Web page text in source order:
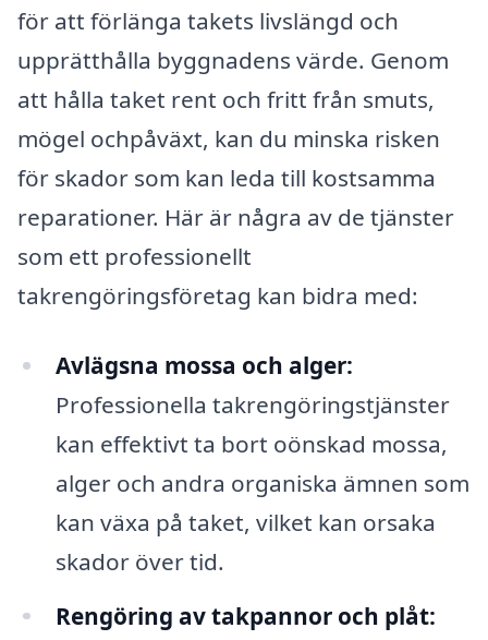
för att förlänga takets livslängd och
upprätthålla byggnadens värde. Genom
att hålla taket rent och fritt från smuts,
mögel ochpåväxt, kan du minska risken
för skador som kan leda till kostsamma
reparationer. Här är några av de tjänster
som ett professionellt
takrengöringsföretag kan bidra med:
Avlägsna mossa och alger:
Professionella takrengöringstjänster
kan effektivt ta bort oönskad mossa,
alger och andra organiska ämnen som
kan växa på taket, vilket kan orsaka
skador över tid.
Rengöring av takpannor och plåt: